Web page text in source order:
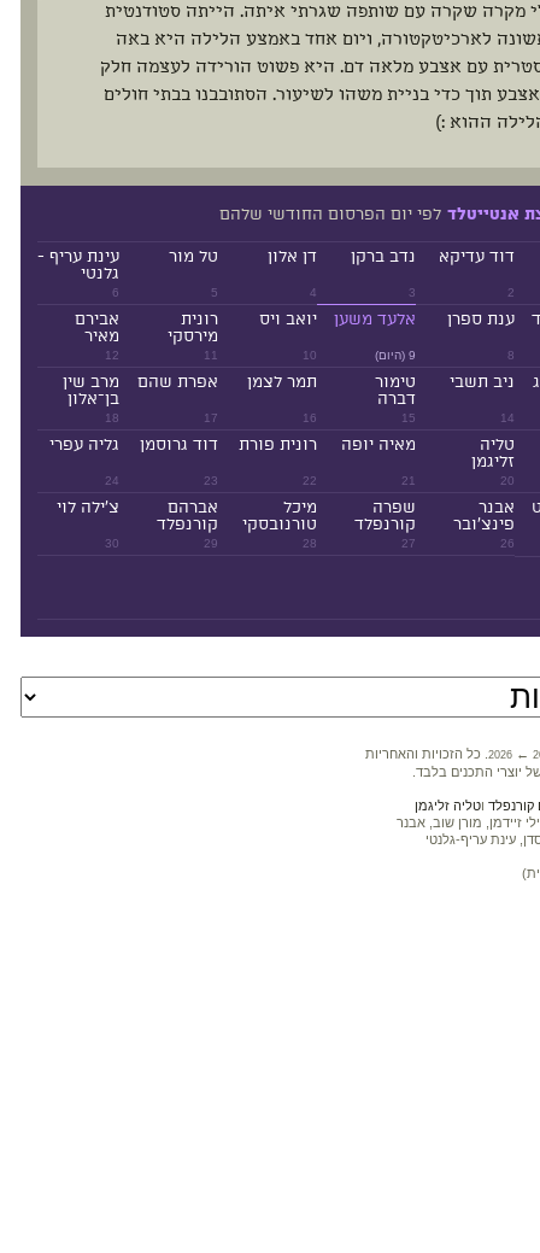
מקרה שקרה עם שותפה שגרתי איתה. הייתה סטודנטית
לארכיטקטורה, ויום אחד באמצע הלילה היא באה
עם אצבע מלאה דם. היא פשוט הורידה לעצמה חלק
תוך כדי בניית משהו לשיעור. הסתובבנו בבתי חולים
ההוא :)
אנטייטלד לפי יום הפרסום החודשי שלהם
2
דוד עדיקא
3
נדב ברקן
4
דן אלון
5
טל מור
6
עינת עריף -
גלנטי
8
ענת ספרן
9 (היום)
אלעד משען
10
יואב ויס
11
רונית
מירסקי
12
אבירם
מאיר
14
ניב תשבי
15
טימור
דברה
16
תמר לצמן
17
אפרת שהם
18
מרב שין
בן־אלון
20
טליה
זליגמן
21
מאיה יופה
22
רונית פורת
23
דוד גרוסמן
24
גליה עפרי
26
אבנר
פינצ'ובר
27
שפרה
קורנפלד
28
מיכל
טורנובסקי
29
אברהם
קורנפלד
30
צ'ילה לוי
2026 ←
. כל הזכויות והאחריות
יוצרי התכנים בלבד.
וטליה זליגמן
זיידמן, מורן שוב, אבנר
עינת עריף-גלנטי